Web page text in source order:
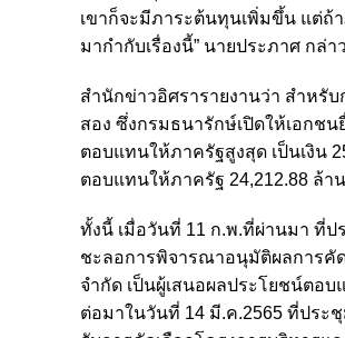
เขาก็จะมีภาระต้นทุนเพิ่มขึ้น แต่ถ้
มากำกับเรื่องนี้” นายประภาศ กล่าว
สำนักข่าวอิศรารายงานว่า สำหรั
สอง ซึ่งกรมธนารักษ์เปิดให้เอกช
ตอบแทนให้ภาครัฐสูงสุด เป็นเงิน
ตอบแทนให้ภาครัฐ 24,212.88 ล้
ทั้งนี้ เมื่อวันที่ 11 ก.พ.ที่ผ่านมา ที่
ชะลอการพิจารณาอนุมัติผลการคั
จำกัด เป็นผู้เสนอผลประโยชน์ตอ
ต่อมาในวันที่ 14 มี.ค.2565 ที่ประ